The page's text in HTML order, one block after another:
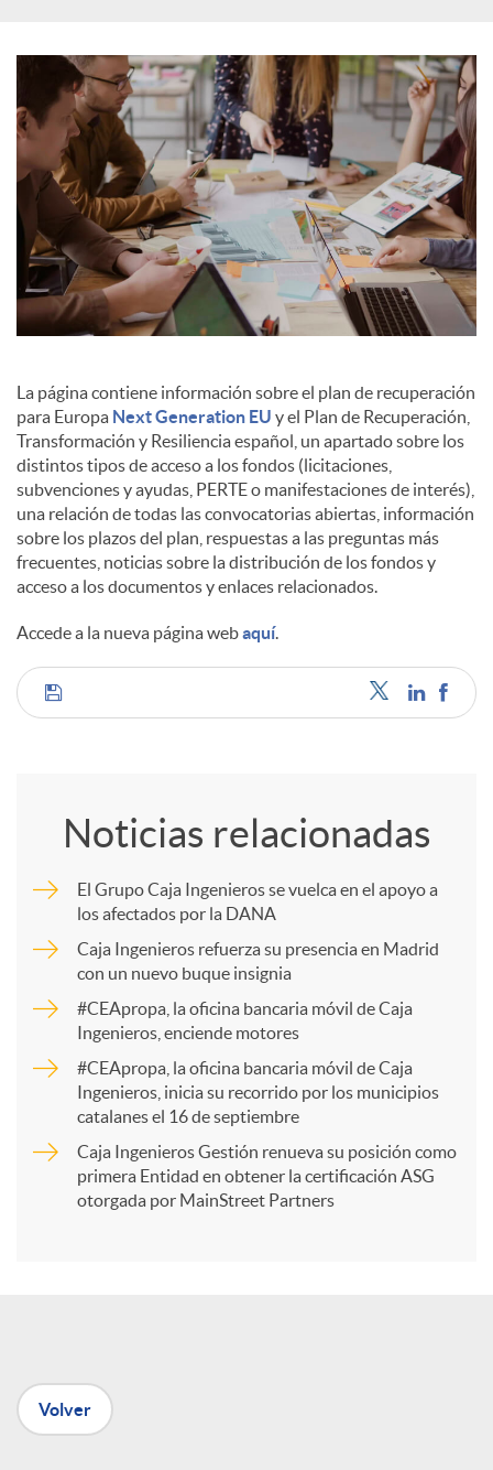
s
La página contiene información sobre el plan de recuperación
para Europa Next Generation EU y el Plan de Recuperación,
Transformación y Resiliencia español, un apartado sobre los
distintos tipos de acceso a los fondos (licitaciones,
subvenciones y ayudas, PERTE o manifestaciones de interés),
una relación de todas las convocatorias abiertas, información
sobre los plazos del plan, respuestas a las preguntas más
frecuentes, noticias sobre la distribución de los fondos y
acceso a los documentos y enlaces relacionados.
Accede a la nueva página webaquí.
C
p
a
r
t
n
Noticias relacionadas
El Grupo Caja Ingenieros se vuelca en el apoyo a
los afectados por la DANA
Caja Ingenieros refuerza su presencia en Madrid
con un nuevo buque insignia
#CEApropa, la oficina bancaria móvil de Caja
Ingenieros, enciende motores
#CEApropa, la oficina bancaria móvil de Caja
Ingenieros, inicia su recorrido por los municipios
catalanes el 16 de septiembre
Caja Ingenieros Gestión renueva su posición como
primera Entidad en obtener la certificación ASG
otorgada por MainStreet Partners
Volver